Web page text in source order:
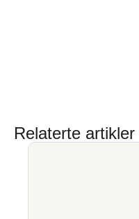
Relaterte artikler